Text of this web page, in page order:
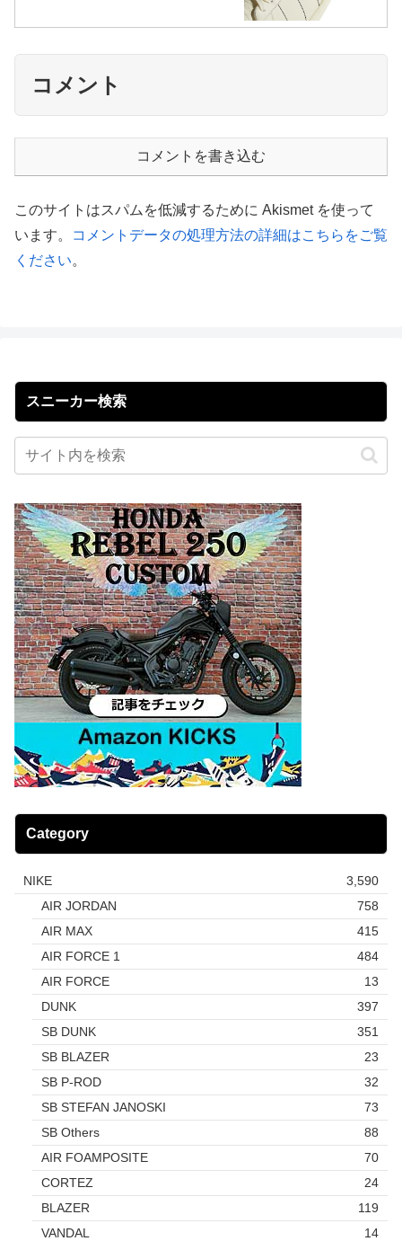
コメント
コメントを書き込む
このサイトはスパムを低減するために Akismet を使って
います。
コメントデータの処理方法の詳細はこちらをご覧
ください。
スニーカー検索
Category
NIKE
3,590
AIR JORDAN
758
AIR MAX
415
AIR FORCE 1
484
AIR FORCE
13
DUNK
397
SB DUNK
351
SB BLAZER
23
SB P-ROD
32
SB STEFAN JANOSKI
73
SB Others
88
AIR FOAMPOSITE
70
CORTEZ
24
BLAZER
119
VANDAL
14